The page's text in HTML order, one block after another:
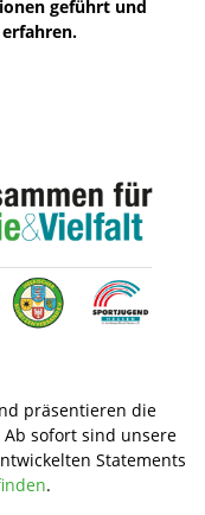
geführt und
präsentieren die
sofort sind unsere
Statements
.